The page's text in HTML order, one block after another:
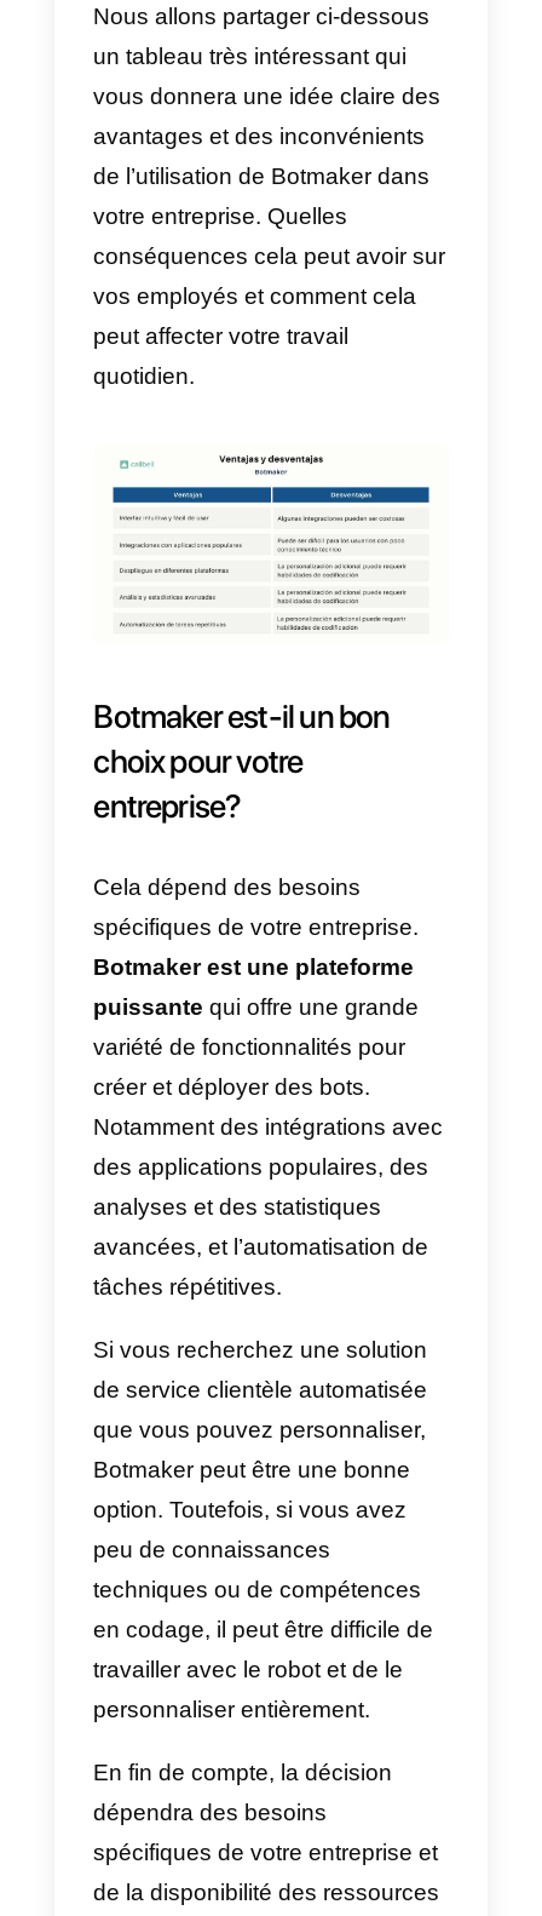
avantages et ses inconvénients.
De nos jours, il s’agit d’un point à
prendre en compte lors de
l’embauche d’un nouveau
service. C’est pourquoi nous
partageons ici avec vous un
tableau comparatif des
et des inconvénients de
votre entreprise.
En général, Botmaker est une
plateforme puissante pour la
création et le déploiement de
efficaces, avec une grande
variété de fonctionnalités et
d’intégrations. Toutefois, pour les
utilisateurs ayant peu de
connaissances techniques ou ne
sachant pas coder, il peut être
difficile de personnaliser
entièrement le robot. En outre,
certaines intégrations peuvent
être coûteuses.
Nous allons partager ci-dessous
un tableau très intéressant qui
vous donnera une idée claire des
avantages et des inconvénients
de l’utilisation de Botmaker dans
votre entreprise. Quelles
conséquences cela peut avoir
vos employés et comment cela